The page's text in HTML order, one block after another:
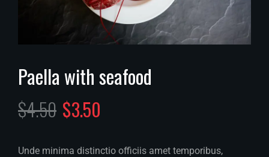
Paella with seafood
$4.50 $3.50
Unde minima distinctio officiis amet temporibus,